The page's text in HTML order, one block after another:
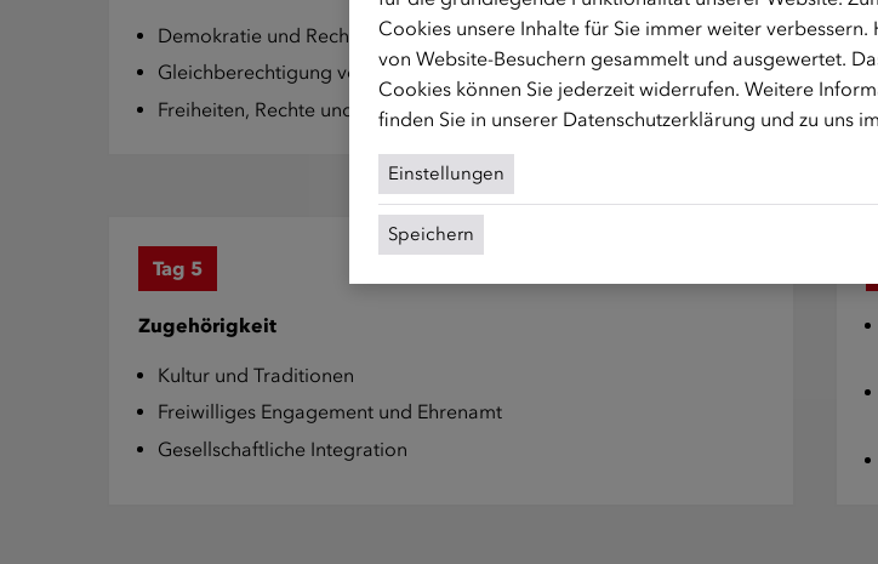
Demokratie und Rechtsstaatlichkeit
Gleichberechtigung von Mann und Frau
Freiheiten, Rechte und Pflichten
Tag 5
Zugehörigkeit
Kultur und Traditionen
Freiwilliges Engagement und Ehrenamt
Gesellschaftliche Integration
Cookies unsere Inhalte für Sie immer weiter
von Website-Besuchern gesammelt und ausgewertet.
Cookies können Sie jederzeit widerrufen. Weitere
finden Sie in unserer Datenschutzerklärung und zu uns im
Einstellungen
Speichern